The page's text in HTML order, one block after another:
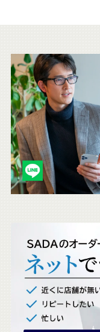
こ
ち
ら
も
チ
ェ